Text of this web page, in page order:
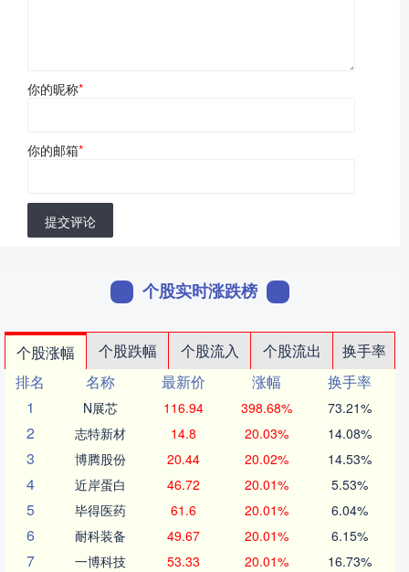
你的昵称*
你的邮箱*
提交评论
个股实时涨跌榜
个股涨幅 个股跌幅 个股流入 个股流出
换手率
排名
名称 最新价 涨幅
换手率
1
N展芯 116.94 398.68% 73.21%
2 志特新材 14.8 20.03% 14.08%
3 博腾股份 20.44 20.02% 14.53%
4 近岸蛋白 46.72 20.01% 5.53%
5 毕得医药 61.6 20.01% 6.04%
6 耐科装备 49.67 20.01% 6.15%
7 一博科技 53.33 20.01% 16.73%